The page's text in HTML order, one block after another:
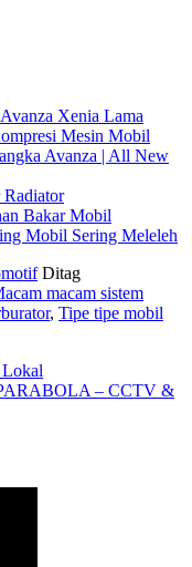
Xenia Lama
Mesin Mobil
Avanza | All New
Bakar Mobil
Mobil Sering Meleleh
Ditag
macam sistem
, Tipe tipe mobil
Lokal
– CCTV &